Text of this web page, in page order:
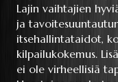
Lajin vaihtajien
ja
itsehallintataidot,
kilpailukokemus.
ei ole virheellisiä